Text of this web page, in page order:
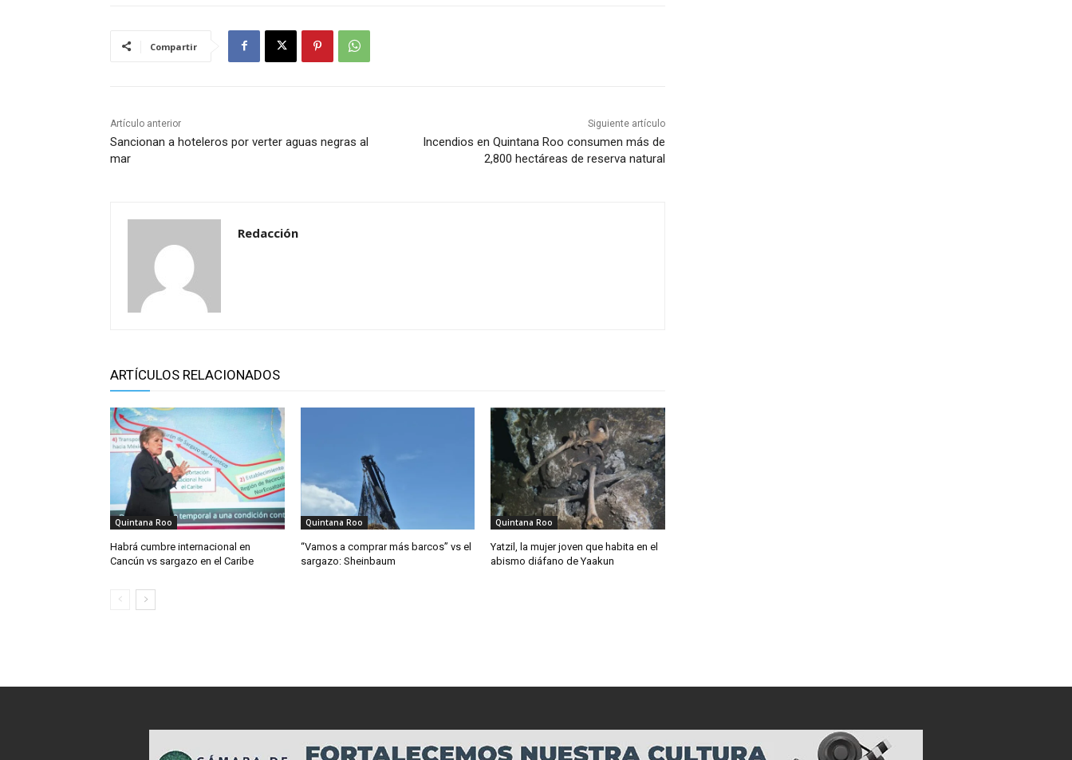
Compartir
Artículo anterior
Sancionan a hoteleros por verter aguas negras al
mar
Siguiente artículo
Incendios en Quintana Roo consumen más de
2,800 hectáreas de reserva natural
Redacción
ARTÍCULOS RELACIONADOS
Quintana Roo
Habrá cumbre internacional en
Cancún vs sargazo en el Caribe
Quintana Roo
“Vamos a comprar más barcos” vs el
sargazo: Sheinbaum
Quintana Roo
Yatzil, la mujer joven que habita en el
abismo diáfano de Yaakun